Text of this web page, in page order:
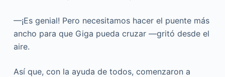
—¡Es genial! Pero necesitamos hacer el puente más
ancho para que Giga pueda cruzar —gritó desde el
aire.
Así que, con la ayuda de todos, comenzaron a